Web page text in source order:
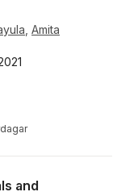
Amita
and